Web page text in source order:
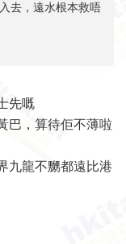
去，遠水根本救唔
先嘅
巴，算待佢不薄啦
九龍不嬲都遠比港